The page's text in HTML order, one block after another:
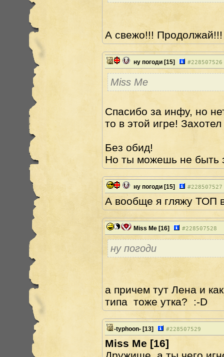
А свежо!!! Продолжай!!!
ну погоди [15] #228507526
Miss Me
Спасибо за инфу, но
то в этой игре!
Без обид!
Но ты можешь не быть
ну погоди [15] #228507527
А вообще я гляжу ТОП
Miss Me [16] #228507528
ну погоди
а причем тут Лена и
типа тоже утка? :-D
-typhoon- [13] #228507529
Miss Me [16]